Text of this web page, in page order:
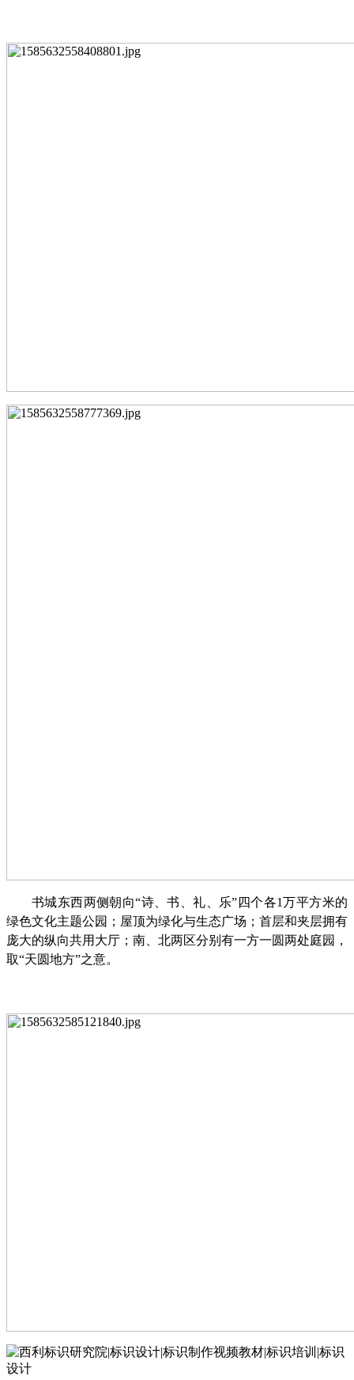
书城东西两侧朝向“诗、书、礼、乐”四个各1万平方米的
绿色文化主题公园 ； 屋顶为绿化与生态广场；首层和夹层拥有
庞大的纵向共用大厅；南、北两区分别有一方一圆两处庭园，
取“天圆地方”之意。